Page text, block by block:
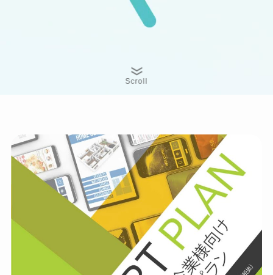
Scroll